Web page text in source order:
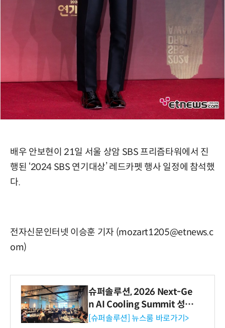
배우 안보현이 21일 서울 상암 SBS 프리즘타워에서 진
행된 ‘2024 SBS 연기대상’ 레드카펫 행사 일정에 참석했
다.
전자신문인터넷 이승훈 기자 (mozart1205@etnews.c
om)
슈퍼솔루션, 2026 Next-Ge
n AI Cooling Summit 성황
리 성료
[슈퍼솔루션] 뉴스룸 바로가기>